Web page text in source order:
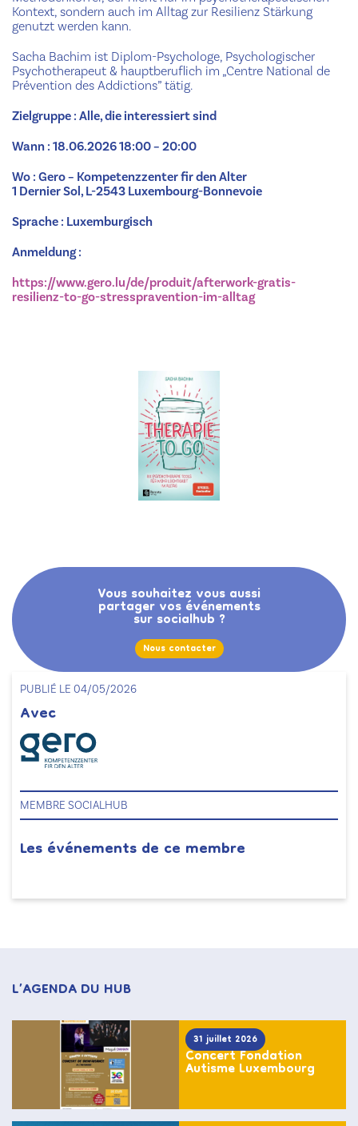
PUBLIÉ LE 04/05/2026
Avec
MEMBRE SOCIALHUB
Les événements de ce membre
Kontext, sondern auch im Alltag zur Resilienz Stärkung
genutzt werden kann.
Sacha Bachim ist Diplom-Psychologe, Psychologischer
Psychotherapeut & hauptberuflich im „Centre National de
Prévention des Addictions” tätig.
Zielgruppe : Alle, die interessiert sind
Wann : 18.06.2026 18:00 – 20:00
Wo : Gero – Kompetenzzenter fir den Alter
1 Dernier Sol, L-2543 Luxembourg-Bonnevoie
Sprache : Luxemburgisch
Anmeldung :
https://www.gero.lu/de/produit/afterwork-gratis-
resilienz-to-go-stresspravention-im-alltag
Vous souhaitez vous aussi
partager vos événements
sur socialhub ?
Nous contacter
L’AGENDA DU HUB
31 juillet 2026
Concert Fondation
Autisme Luxembourg